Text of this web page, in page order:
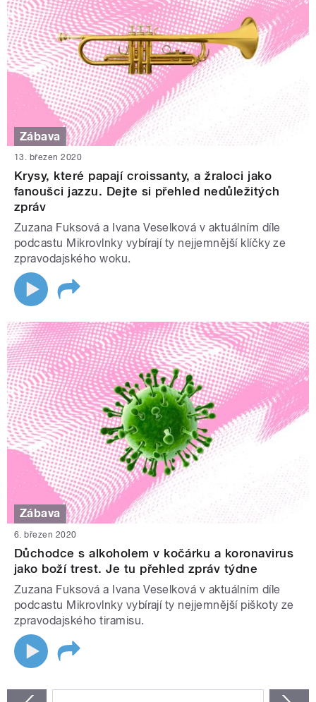
Zábava
13. březen 2020
Krysy, které papají croissanty, a žraloci jako
fanoušci jazzu. Dejte si přehled nedůležitých
zpráv
Zuzana Fuksová a Ivana Veselková v aktuálním díle
podcastu Mikrovlnky vybírají ty nejjemnější klíčky ze
zpravodajského woku.
Zábava
6. březen 2020
Důchodce s alkoholem v kočárku a koronavirus
jako boží trest. Je tu přehled zpráv týdne
Zuzana Fuksová a Ivana Veselková v aktuálním díle
podcastu Mikrovlnky vybírají ty nejjemnější piškoty ze
zpravodajského tiramisu.